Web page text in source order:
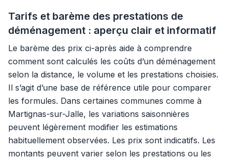
Tarifs et barème des prestations de
déménagement : aperçu clair et informatif
Le barème des prix ci-après aide à comprendre
comment sont calculés les coûts d’un déménagement
selon la distance, le volume et les prestations choisies.
Il s’agit d’une base de référence utile pour comparer
les formules. Dans certaines communes comme à
Martignas-sur-Jalle, les variations saisonnières
peuvent légèrement modifier les estimations
habituellement observées. Les prix sont indicatifs. Les
montants peuvent varier selon les prestations ou les